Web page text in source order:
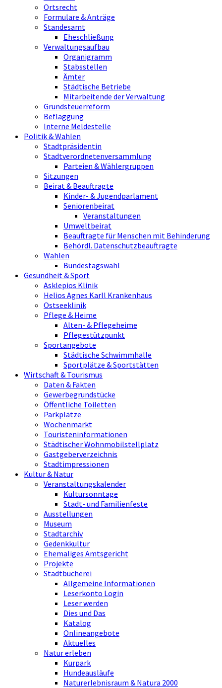
Ortsrecht
Formulare & Anträge
Standesamt
Eheschließung
Verwaltungsaufbau
Organigramm
Stabsstellen
Ämter
Städtische Betriebe
Mitarbeitende der Verwaltung
Grundsteuerreform
Beflaggung
Interne Meldestelle
Politik & Wahlen
Stadtpräsidentin
Stadtverordnetenversammlung
Parteien & Wählergruppen
Sitzungen
Beirat & Beauftragte
Kinder- & Jugendparlament
Seniorenbeirat
Veranstaltungen
Umweltbeirat
Beauftragte für Menschen mit Behinderung
Behördl. Datenschutzbeauftragte
Wahlen
Bundestagswahl
Gesundheit & Sport
Asklepios Klinik
Helios Agnes Karll Krankenhaus
Ostseeklinik
Pflege & Heime
Alten- & Pflegeheime
Pflegestützpunkt
Sportangebote
Städtische Schwimmhalle
Sportplätze & Sportstätten
Wirtschaft & Tourismus
Daten & Fakten
Gewerbegrundstücke
Öffentliche Toiletten
Parkplätze
Wochenmarkt
Touristeninformationen
Städtischer Wohnmobilstellplatz
Gastgeberverzeichnis
Stadtimpressionen
Kultur & Natur
Veranstaltungskalender
Kultursonntage
Stadt- und Familienfeste
Ausstellungen
Museum
Stadtarchiv
Gedenkkultur
Ehemaliges Amtsgericht
Projekte
Stadtbücherei
Allgemeine Informationen
Leserkonto Login
Leser werden
Dies und Das
Katalog
Onlineangebote
Aktuelles
Natur erleben
Kurpark
Hundeausläufe
Naturerlebnisraum & Natura 2000